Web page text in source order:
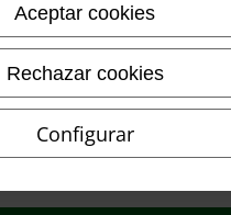
Aceptar cookies
Rechazar cookies
Configurar
y protección del medioambiente